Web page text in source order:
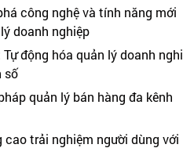
công nghệ và tính năng mới
doanh nghiệp
Tự động hóa quản lý doanh
số
quản lý bán hàng đa kênh
cao trải nghiệm người dùng với